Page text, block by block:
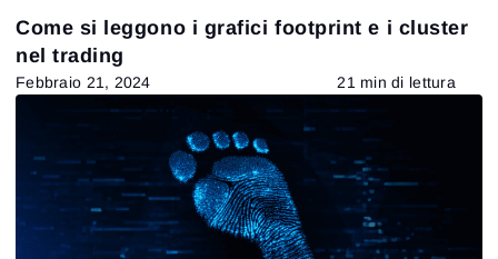
Come si leggono i grafici footprint e i cluster
nel trading
Febbraio 21, 2024 21 min di lettura